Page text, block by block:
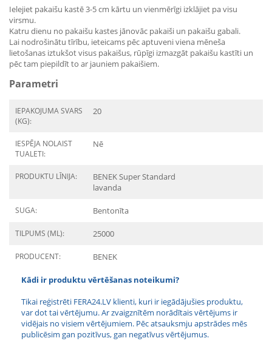
Ielejiet pakaišu kastē 3-5 cm kārtu un vienmērīgi izklājiet pa visu
virsmu.
Katru dienu no pakaišu kastes jānovāc pakaiši un pakaišu gabali.
Lai nodrošinātu tīrību, ieteicams pēc aptuveni viena mēneša
lietošanas iztukšot visus pakaišus, rūpīgi izmazgāt pakaišu kastīti un
pēc tam piepildīt to ar jauniem pakaišiem.
Parametri
IEPAKOJUMA SVARS
(KG):
20
IESPĒJA NOLAIST
TUALETI:
Nē
PRODUKTU LĪNIJA:
BENEK Super Standard
lavanda
SUGA: Bentonīta
TILPUMS (ML): 25000
PRODUCENT: BENEK
Kādi ir produktu vērtēšanas noteikumi?
Tikai reģistrēti FERA24.LV klienti, kuri ir iegādājušies produktu,
var dot tai vērtējumu. Ar zvaigznītēm norādītais vērtējums ir
vidējais no visiem vērtējumiem. Pēc atsauksmju apstrādes mēs
publicēsim gan pozitīvus, gan negatīvus vērtējumus.